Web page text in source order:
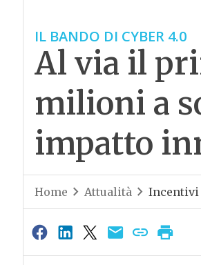
IL BANDO DI CYBER 4.0
Al via il
milioni a
impatto
Home Attualità Incentivi